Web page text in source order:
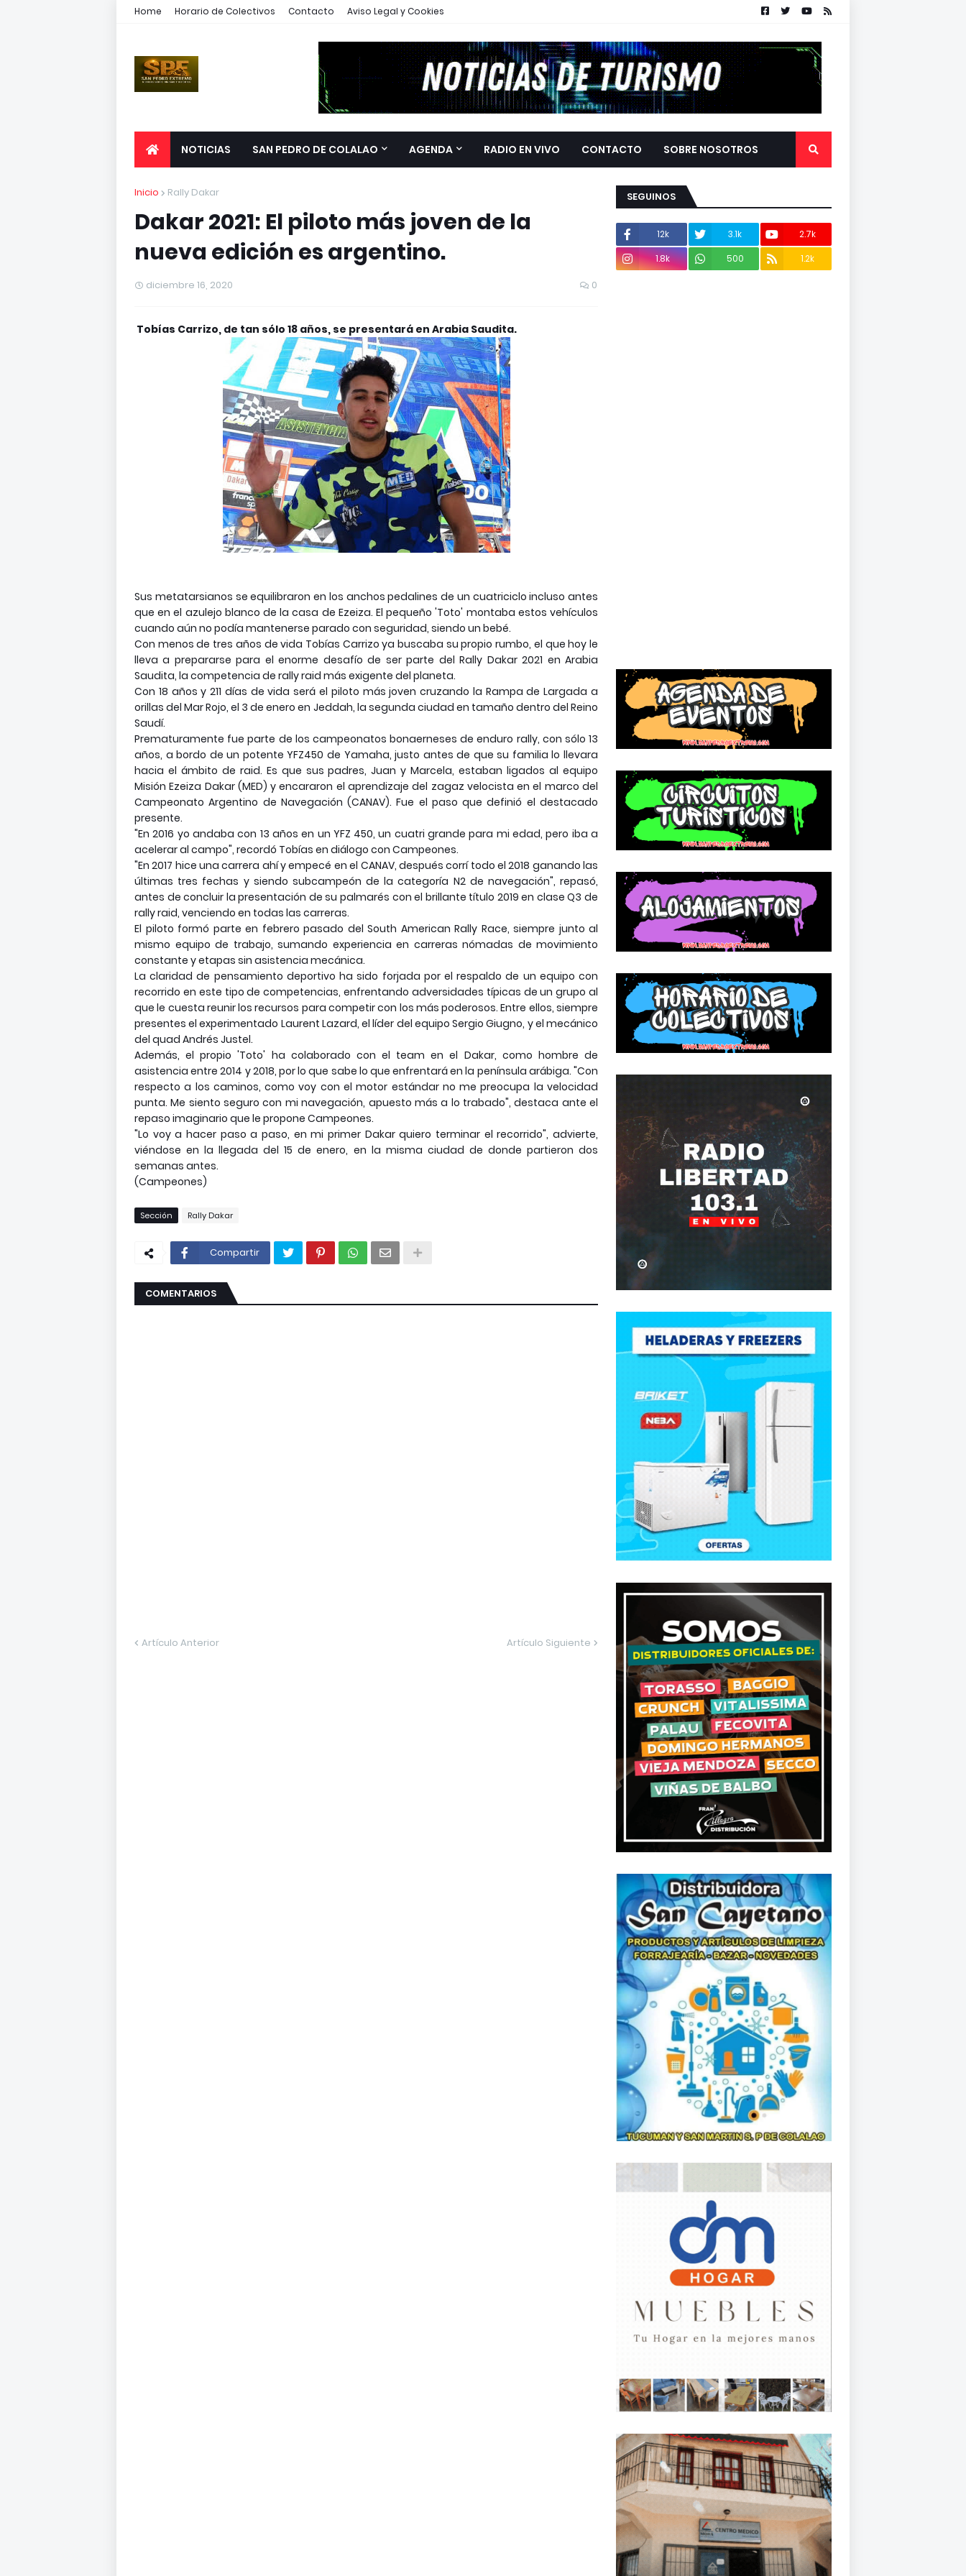
Home Horario de Colectivos Contacto Aviso Legal y Cookies
NOTICIAS SAN PEDRO DE COLALAO AGENDA RADIO EN VIVO CONTACTO SOBRE NOSOTROS
Inicio Rally Dakar
Dakar 2021: El piloto más joven de la
nueva edición es argentino.
diciembre 16, 2020 0
Tobías Carrizo, de tan sólo 18 años, se presentará en Arabia Saudita.
Sus metatarsianos se equilibraron en los anchos pedalines de un cuatriciclo incluso antes
que en el azulejo blanco de la casa de Ezeiza. El pequeño 'Toto' montaba estos vehículos
cuando aún no podía mantenerse parado con seguridad, siendo un bebé.
Con menos de tres años de vida Tobías Carrizo ya buscaba su propio rumbo, el que hoy le
lleva a prepararse para el enorme desafío de ser parte del Rally Dakar 2021 en Arabia
Saudita, la competencia de rally raid más exigente del planeta.
Con 18 años y 211 días de vida será el piloto más joven cruzando la Rampa de Largada a
orillas del Mar Rojo, el 3 de enero en Jeddah, la segunda ciudad en tamaño dentro del Reino
Saudí.
Prematuramente fue parte de los campeonatos bonaerneses de enduro rally, con sólo 13
años, a bordo de un potente YFZ450 de Yamaha, justo antes de que su familia lo llevara
hacia el ámbito de raid. Es que sus padres, Juan y Marcela, estaban ligados al equipo
Misión Ezeiza Dakar (MED) y encararon el aprendizaje del zagaz velocista en el marco del
Campeonato Argentino de Navegación (CANAV). Fue el paso que definió el destacado
presente.
"En 2016 yo andaba con 13 años en un YFZ 450, un cuatri grande para mi edad, pero iba a
acelerar al campo", recordó Tobías en diálogo con Campeones.
"En 2017 hice una carrera ahí y empecé en el CANAV, después corrí todo el 2018 ganando las
últimas tres fechas y siendo subcampeón de la categoría N2 de navegación", repasó,
antes de concluir la presentación de su palmarés con el brillante título 2019 en clase Q3 de
rally raid, venciendo en todas las carreras.
El piloto formó parte en febrero pasado del South American Rally Race, siempre junto al
mismo equipo de trabajo, sumando experiencia en carreras nómadas de movimiento
constante y etapas sin asistencia mecánica.
La claridad de pensamiento deportivo ha sido forjada por el respaldo de un equipo con
recorrido en este tipo de competencias, enfrentando adversidades típicas de un grupo al
que le cuesta reunir los recursos para competir con los más poderosos. Entre ellos, siempre
presentes el experimentado Laurent Lazard, el líder del equipo Sergio Giugno, y el mecánico
del quad Andrés Justel.
Además, el propio 'Toto' ha colaborado con el team en el Dakar, como hombre de
asistencia entre 2014 y 2018, por lo que sabe lo que enfrentará en la península arábiga. "Con
respecto a los caminos, como voy con el motor estándar no me preocupa la velocidad
punta. Me siento seguro con mi navegación, apuesto más a lo trabado", destaca ante el
repaso imaginario que le propone Campeones.
"Lo voy a hacer paso a paso, en mi primer Dakar quiero terminar el recorrido", advierte,
viéndose en la llegada del 15 de enero, en la misma ciudad de donde partieron dos
semanas antes.
(Campeones)
Sección Rally Dakar
Compartir
COMENTARIOS
Artículo Anterior Artículo Siguiente
SEGUINOS
12k 3.1k
2.7k
1.8k
500 1.2k